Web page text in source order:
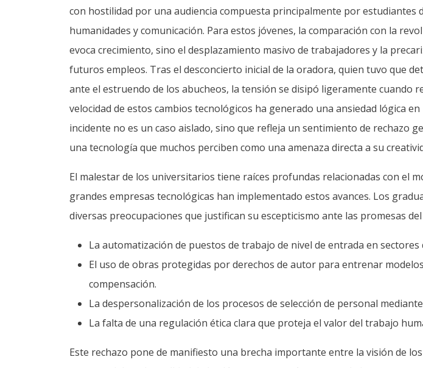
con hostilidad por una audiencia compuesta principalmente por estudiantes
humanidades y comunicación. Para estos jóvenes, la comparación con la
evoca crecimiento, sino el desplazamiento masivo de trabajadores y la
futuros empleos. Tras el desconcierto inicial de la oradora, quien tuvo que
ante el estruendo de los abucheos, la tensión se disipó ligeramente cuando
velocidad de estos cambios tecnológicos ha generado una ansiedad lógica en
incidente no es un caso aislado, sino que refleja un sentimiento de rechazo
una tecnología que muchos perciben como una amenaza directa a su
El malestar de los universitarios tiene raíces profundas relacionadas con el
grandes empresas tecnológicas han implementado estos avances. Los
diversas preocupaciones que justifican su escepticismo ante las promesas del
La automatización de puestos de trabajo de nivel de entrada en sectores
El uso de obras protegidas por derechos de autor para entrenar
compensación.
La despersonalización de los procesos de selección de personal
La falta de una regulación ética clara que proteja el valor del trabajo
Este rechazo pone de manifiesto una brecha importante entre la visión de